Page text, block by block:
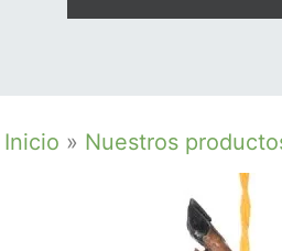
Inicio » Nuestros